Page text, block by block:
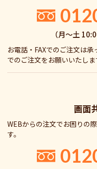
（月〜土
お電話・FAXでのご注文は
でのご注文をお願いいたしま
画面
WEBからの注文でお困りの
す。